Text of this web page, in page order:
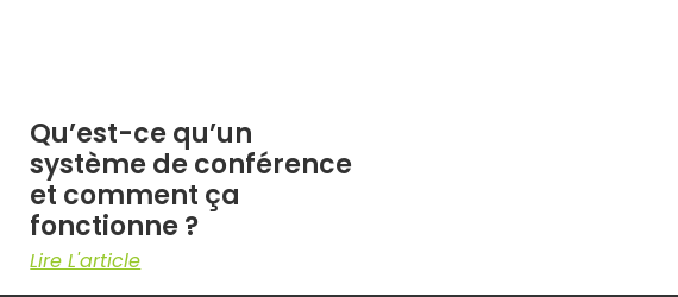
Qu’est-ce qu’un
système de conférence
et comment ça
fonctionne ?
Lire L'article